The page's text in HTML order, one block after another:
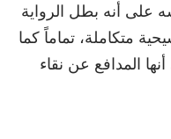
على أنه بطل الرواية
متكاملة، تماماً كما
المدافع عن نقاء